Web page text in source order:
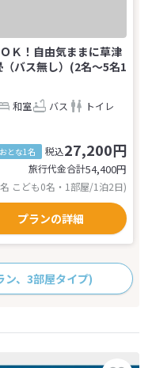
Ｋ！自由気ままに草津
バス無し）(2名～5名1
和室 バス
トイレ
おとな1名 税込27,200円
旅行代金合計54,400円
こども0名・1部屋/1泊2日)
プランの詳細
ン、3部屋タイプ)